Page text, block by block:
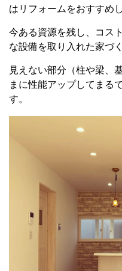
はリフォームをおすすめし
今ある資源を残し、コス
な設備を取り入れた家づ
見えない部分（柱や梁、
まに性能アップしてまる
す。